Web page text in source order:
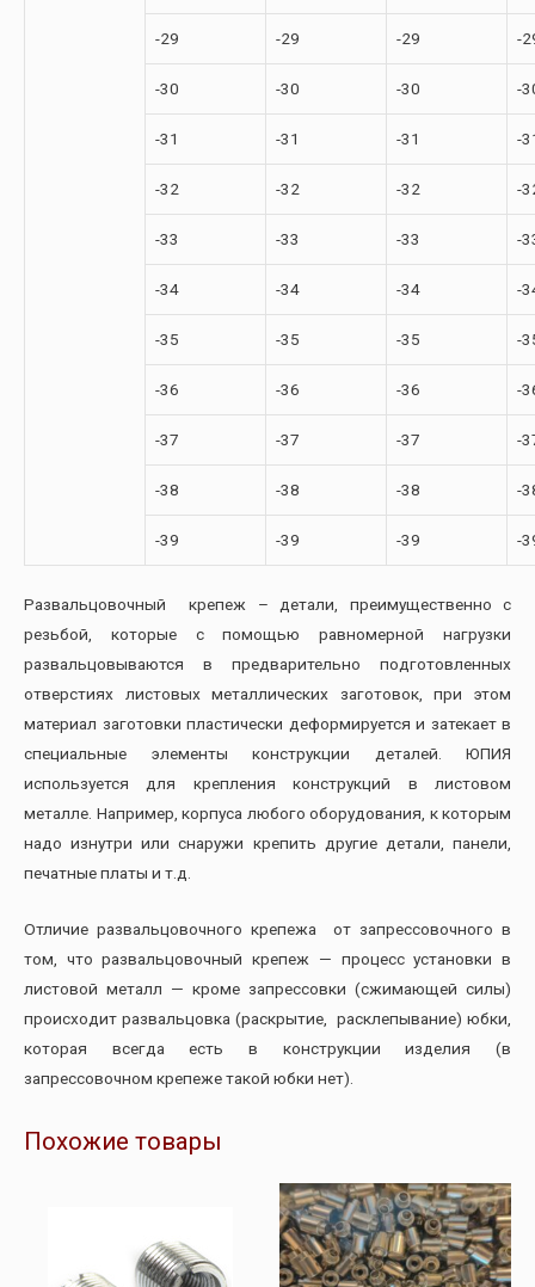
-29 -29 -29 -
-30 -30 -30 -
-31 -31 -31 -
-32 -32 -32 -
-33 -33 -33 -
-34 -34 -34 -
-35 -35 -35 -
-36 -36 -36 -
-37 -37 -37 -
-38 -38 -38 -
-39 -39 -39 -
Развальцовочный крепеж – детали, преимущественно с
резьбой, которые с помощью равномерной нагрузки
развальцовываются в предварительно подготовленных
отверстиях листовых металлических заготовок, при этом
материал заготовки пластически деформируется и затекает в
специальные элементы конструкции деталей. ЮПИЯ
используется для крепления конструкций в листовом
металле. Например, корпуса любого оборудования, к которым
надо изнутри или снаружи крепить другие детали, панели,
печатные платы и т.д.
Отличие развальцовочного крепежа от запрессовочного в
том, что развальцовочный крепеж — процесс установки в
листовой металл — кроме запрессовки (сжимающей силы)
происходит развальцовка (раскрытие, расклепывание) юбки,
которая всегда есть в конструкции изделия (в
запрессовочном крепеже такой юбки нет).
Похожие товары